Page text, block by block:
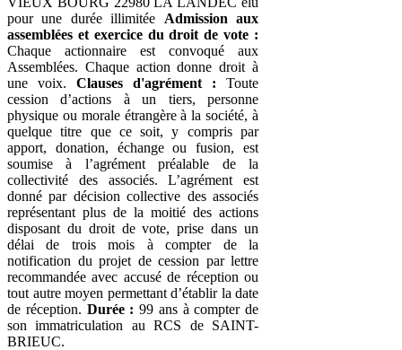
pour une durée illimitée Admission aux
assemblées et exercice du droit de vote :
Chaque actionnaire est convoqué aux
Assemblées. Chaque action donne droit à
une voix. Clauses d'agrément : Toute
cession d’actions à un tiers, personne
physique ou morale étrangère à la société, à
quelque titre que ce soit, y compris par
apport, donation, échange ou fusion, est
soumise à l’agrément préalable de la
collectivité des associés. L’agrément est
donné par décision collective des associés
représentant plus de la moitié des actions
disposant du droit de vote, prise dans un
délai de trois mois à compter de la
notification du projet de cession par lettre
recommandée avec accusé de réception ou
tout autre moyen permettant d’établir la date
de réception. Durée : 99 ans à compter de
son immatriculation au RCS de SAINT-
BRIEUC.